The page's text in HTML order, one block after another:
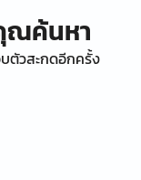
ณค้นหา
ตัวสะกดอีกครั้ง